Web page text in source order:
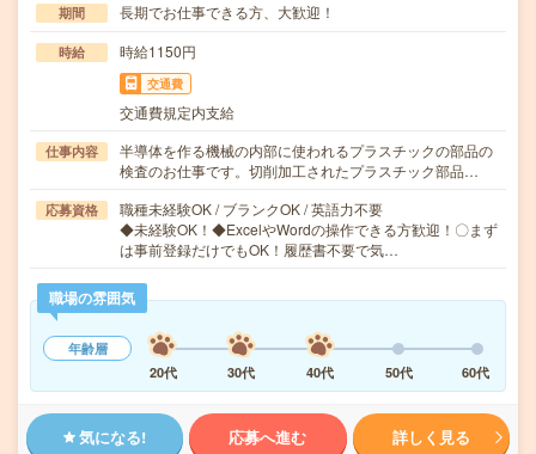
期間 長期でお仕事できる方、大歓迎！
時給 時給1150円
交通費
交通費規定内支給
仕事内容
半導体を作る機械の内部に使われるプラスチックの部品の
検査のお仕事です。切削加工されたプラスチック部品…
応募資格
職種未経験OK / ブランクOK / 英語力不要
◆未経験OK！◆ExcelやWordの操作できる方歓迎！〇まず
は事前登録だけでもOK！履歴書不要で気…
職場の雰囲気
年齢層
20代
30代 40代 50代 60代
気になる! 応募へ進む 詳しく見る